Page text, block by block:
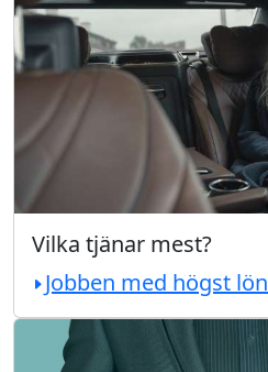
Vilka tjänar mest?
Jobben med högst lön